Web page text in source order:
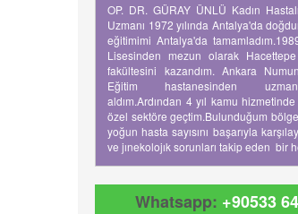
OP. DR. GÜRAY ÜNLÜ Kadın
Uzmanı 1972 yılında Antalya'da
eğitimimi Antalya'da
Lisesinden mezun olarak
fakültesini kazandım. Ankara
Eğitim hastanesinden
aldım.Ardından 4 yıl kamu hizmetinde
özel sektöre geçtim.Bulunduğum
yoğun hasta sayısını başarıyla
ve jınekolojık sorunları takip eden bir
Whatsapp: +90533